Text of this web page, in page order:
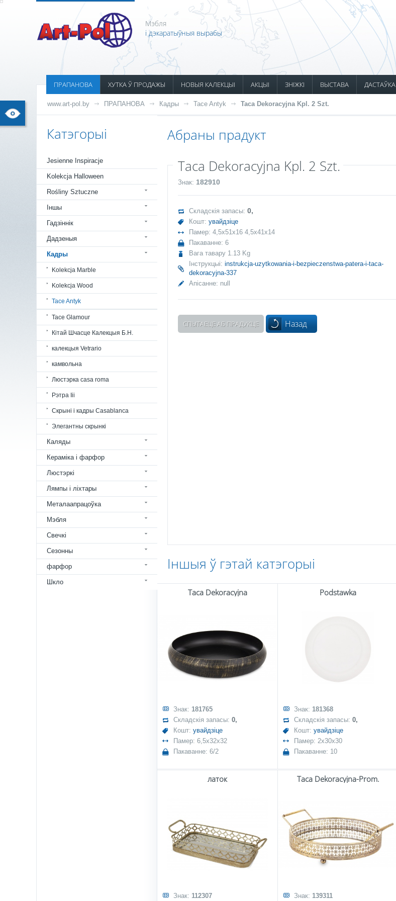
Мэбля
і дэкаратыўныя вырабы
ПРАПАНОВА ХУТКА Ў ПРОДАЖЫ НОВЫЯ КАЛЕКЦЫІ АКЦЫІ ЗНІЖКІ ВЫСТАВА ДАСТАЎКА
www.art-pol.by ПРАПАНОВА Кадры Tace Antyk Taca Dekoracyjna Kpl. 2 Szt.
Катэгорыі
Jesienne Inspiracje
Kolekcja Halloween
Rośliny Sztuczne
Іншы
Гадзіннік
Дадзеныя
Кадры
Kolekcja Marble
Kolekcja Wood
Tace Antyk
Tace Glamour
Кітай Шчасце Калекцыя Б.Н.
калекцыя Vetrario
камвольна
Люстэрка casa roma
Рэтра Iii
Скрыні і кадры Casablanca
Элегантны скрынкі
Каляды
Кераміка і фарфор
Люстэркі
Лямпы і ліхтары
Металаапрацоўка
Мэбля
Свечкі
Сезонны
фарфор
Шкло
Абраны прадукт
Taca Dekoracyjna Kpl. 2 Szt.
Знак: 182910
Складскія запасы: 0,
Кошт: увайдзіце
Памер: 4,5x51x16 4,5x41x14
Пакаванне: 6
Вага тавару 1.13 Kg
Інструкцыі: instrukcja-uzytkowania-i-bezpieczenstwa-patera-i-taca-
dekoracyjna-337
Апісанне: null
СПЫТАЕЦЕ АБ ПРАДУКЦЕ Назад
Іншыя ў гэтай катэгорыі
Taca Dekoracyjna
Знак: 181765
Складскія запасы: 0,
Кошт: увайдзіце
Памер: 6,5x32x32
Пакаванне: 6/2
Podstawka
Знак: 181368
Складскія запасы: 0,
Кошт: увайдзіце
Памер: 2x30x30
Пакаванне: 10
латок
Знак: 112307
Taca Dekoracyjna-Prom.
Знак: 139311